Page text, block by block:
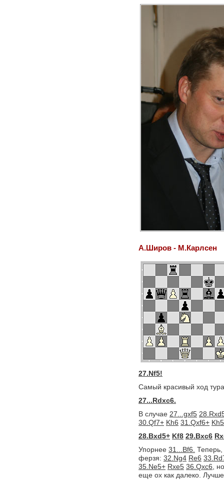
А.Широв - М.Карлсен
27.Nf5!
Самый красивый ход
27...Rdxc6.
В случае 27...gxf5
30.Qf7+ Kh6 31.Qxf6+ Kh5
28.Bxd5+ Kf8 29.Bxc6
Упорнее 31...Bf6. Теперь,
ферзя: 32.Ng4 Re6
35.Ne5+ Rxe5 36.Qxc6,
еще ох как далеко.